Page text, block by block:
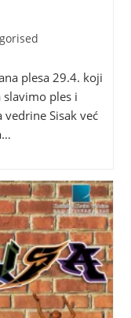
plesa 29.4. koji
slavimo ples i
Sisak već